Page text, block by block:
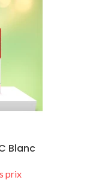
Blanc
prix